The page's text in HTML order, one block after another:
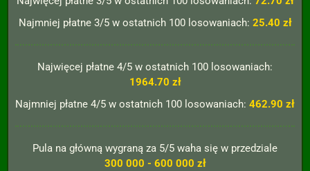
Najmniej płatne 3/5 w ostatnich 100 losowaniach: 25.40 zł
Najwięcej płatne 4/5 w ostatnich 100 losowaniach:
1964.70 zł
Najmniej płatne 4/5 w ostatnich 100 losowaniach: 462.90 zł
Pula na główną wygraną za 5/5 waha się w przedziale
300 000 - 600 000 zł